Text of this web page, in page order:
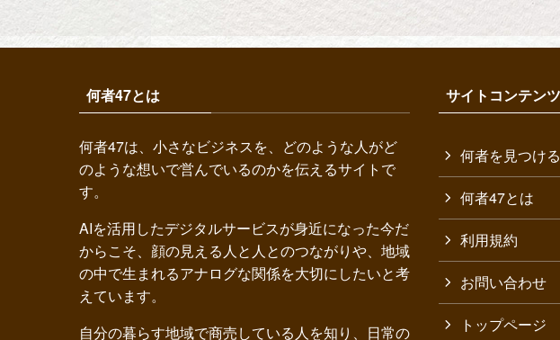
何者47とは
何者47は、小さなビジネスを、どのような人がど
のような想いで営んでいるのかを伝えるサイトで
す。
AIを活用したデジタルサービスが身近になった今だ
からこそ、顔の見える人と人とのつながりや、地域
の中で生まれるアナログな関係を大切にしたいと考
えています。
自分の暮らす地域で商売している人を知り、日常の
サイトコンテンツ
何者を見つける
何者47とは
利用規約
お問い合わせ
トップページ